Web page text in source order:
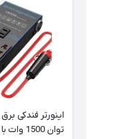
توان 1500 وات با 4 پورت USB